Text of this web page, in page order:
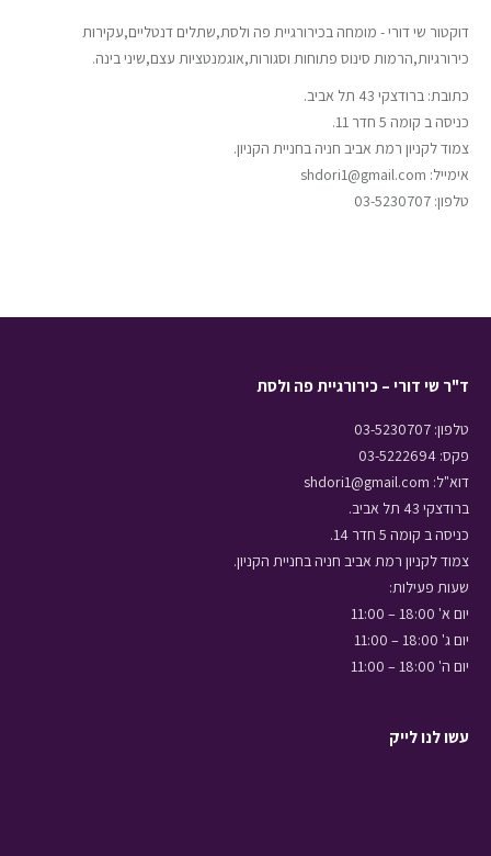
דוקטור שי דורי - מומחה בכירורגיית פה ולסת,שתלים דנטליים,עקירות
כירורגיות,הרמות סינוס פתוחות וסגורות,אוגמנטציות עצם,שיני בינה.
כתובת: ברודצקי 43 תל אביב.
כניסה ב קומה 5 חדר 11.
צמוד לקניון רמת אביב חניה בחניית הקניון.
אימייל: shdori1@gmail.com
טלפון: 03-5230707
ד"ר שי דורי – כירורגיית פה ולסת
טלפון: 03-5230707
פקס: 03-5222694
דוא"ל: shdori1@gmail.com
ברודצקי 43 תל אביב.
כניסה ב קומה 5 חדר 14.
צמוד לקניון רמת אביב חניה בחניית הקניון.
שעות פעילות:
יום א' 18:00 – 11:00
יום ג' 18:00 – 11:00
יום ה' 18:00 – 11:00
עשו לנו לייק